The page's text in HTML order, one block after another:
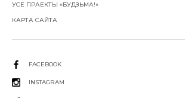
УСЕ ПРАЕКТЫ «БУДЗЬМА!»
КАРТА САЙТА
FACEBOOK
INSTAGRAM